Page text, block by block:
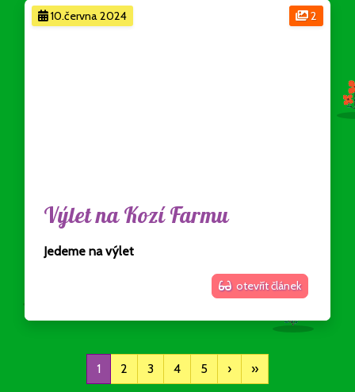
2
10.června 2024
Výlet na Kozí Farmu
Jedeme na výlet
otevřít článek
1 2 3 4 5 › »